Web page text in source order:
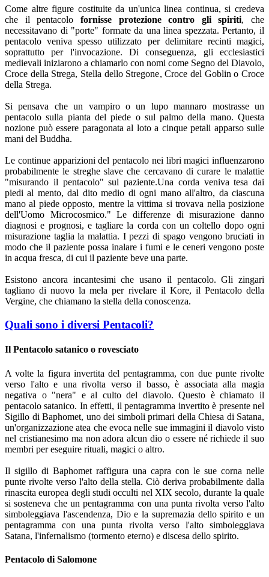
Come altre figure costituite da un'unica linea continua, si credeva
che il pentacolo fornisse protezione contro gli spiriti, che
necessitavano di "porte" formate da una linea spezzata. Pertanto, il
pentacolo veniva spesso utilizzato per delimitare recinti magici,
soprattutto per l'invocazione. Di conseguenza, gli ecclesiastici
medievali iniziarono a chiamarlo con nomi come Segno del Diavolo,
Croce della Strega, Stella dello Stregone, Croce del Goblin o Croce
della Strega.
Si pensava che un vampiro o un lupo mannaro mostrasse un
pentacolo sulla pianta del piede o sul palmo della mano. Questa
nozione può essere paragonata al loto a cinque petali apparso sulle
mani del Buddha.
Le continue apparizioni del pentacolo nei libri magici influenzarono
probabilmente le streghe slave che cercavano di curare le malattie
"misurando il pentacolo" sul paziente.Una corda veniva tesa dai
piedi al mento, dal dito medio di ogni mano all'altro, da ciascuna
mano al piede opposto, mentre la vittima si trovava nella posizione
dell'Uomo Microcosmico." Le differenze di misurazione danno
diagnosi e prognosi, e tagliare la corda con un coltello dopo ogni
misurazione taglia la malattia. I pezzi di spago vengono bruciati in
modo che il paziente possa inalare i fumi e le ceneri vengono poste
in acqua fresca, di cui il paziente beve una parte.
Esistono ancora incantesimi che usano il pentacolo. Gli zingari
tagliano di nuovo la mela per rivelare il Kore, il Pentacolo della
Vergine, che chiamano la stella della conoscenza.
Quali sono i diversi Pentacoli?
Il Pentacolo satanico o rovesciato
A volte la figura invertita del pentagramma, con due punte rivolte
verso l'alto e una rivolta verso il basso, è associata alla magia
negativa o "nera" e al culto del diavolo. Questo è chiamato il
pentacolo satanico. In effetti, il pentagramma invertito è presente nel
Sigillo di Baphomet, uno dei simboli primari della Chiesa di Satana,
un'organizzazione atea che evoca nelle sue immagini il diavolo visto
nel cristianesimo ma non adora alcun dio o essere né richiede il suo
membri per eseguire rituali, magici o altro.
Il sigillo di Baphomet raffigura una capra con le sue corna nelle
punte rivolte verso l'alto della stella. Ciò deriva probabilmente dalla
rinascita europea degli studi occulti nel XIX secolo, durante la quale
si sosteneva che un pentagramma con una punta rivolta verso l'alto
simboleggiava l'ascendenza, Dio e la supremazia dello spirito e un
pentagramma con una punta rivolta verso l'alto simboleggiava
Satana, l'infernalismo (tormento eterno) e discesa dello spirito.
Pentacolo di Salomone